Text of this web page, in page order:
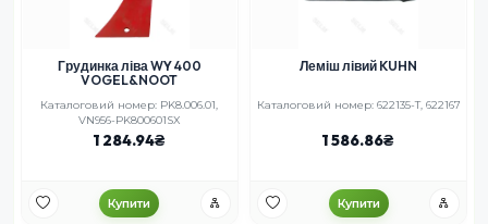
Грудинка ліва WY 400
VOGEL&NOOT
Каталоговий номер: PK8.006.01,
VN956-PK800601SX
1 284.94
Купити
Леміш лівий KUHN
Каталоговий номер: 622135-T, 622167
1 586.86
Купити